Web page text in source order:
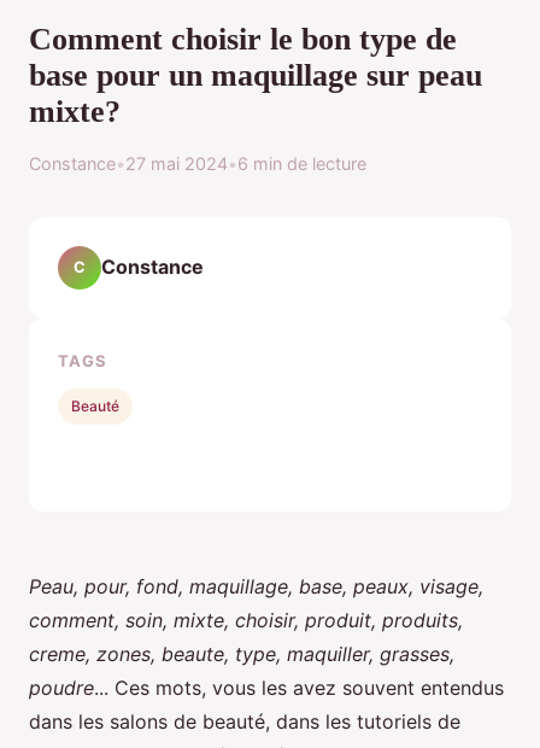
Comment choisir le bon type de
base pour un maquillage sur peau
mixte?
Constance•27 mai 2024•6 min de lecture
Peau, pour, fond, maquillage, base, peaux, visage,
comment, soin, mixte, choisir, produit, produits,
creme, zones, beaute, type, maquiller, grasses,
poudre... Ces mots, vous les avez souvent entendus
dans les salons de beauté, dans les tutoriels de
C Constance
TAGS
Beauté